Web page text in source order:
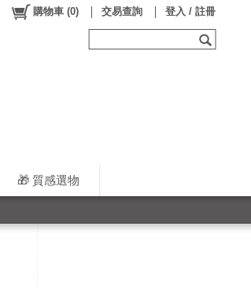
🎁 質感選物
購物車 (0) 交易查詢 登入 / 註冊